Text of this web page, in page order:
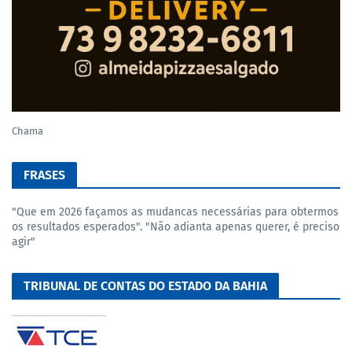
Chama
FRASES
"Que em 2026 façamos as mudancas necessárias para obtermos
os resultados esperados". "Não adianta apenas querer, é preciso
agir"
TRIBUNAL DE CONTAS DO ESTADO DA BAHIA